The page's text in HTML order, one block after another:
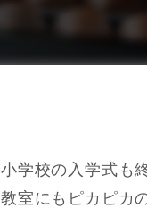
小学校の入学式も
教室にもピカピカ